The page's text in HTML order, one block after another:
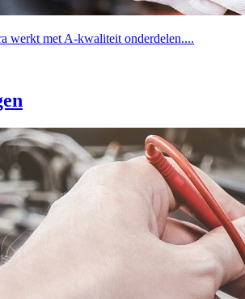
werkt met A-kwaliteit onderdelen....